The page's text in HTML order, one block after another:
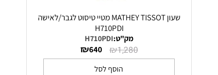
שעון MATHEY TISSOT מטיי טיסוט לגבר/לאישה
H710PDI
מק"ט:H710PDI
₪1,280
₪640
הוסף לסל